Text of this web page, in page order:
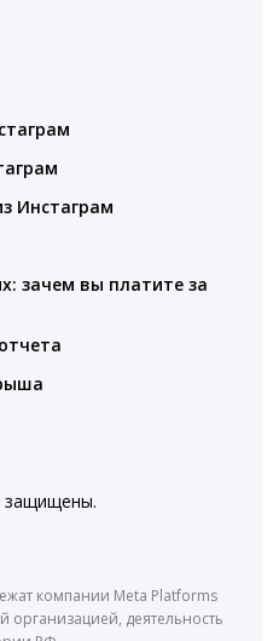
Инстаграм
зачем вы платите за
защищены.
компании Meta Platforms
организацией, деятельность